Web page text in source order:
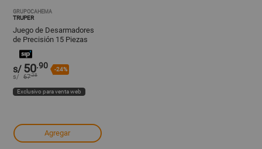
GRUPOCAHEMA
TRUPER
Juego de Desarmadores
de Precisión 15 Piezas
Truper 14205
s/ 50.90 -24%
s/ 67.28
Exclusivo para venta web
Agregar